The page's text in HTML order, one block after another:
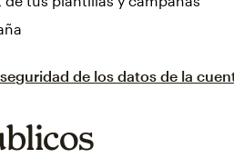
de los datos de la